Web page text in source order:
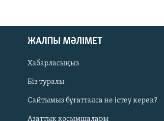
Русский
ЖАЛПЫ МӘЛІМЕТ
Хабарласыңыз
Біз туралы
Сайтымыз бұғатталса не істеу керек?
Азаттық қосымшалары